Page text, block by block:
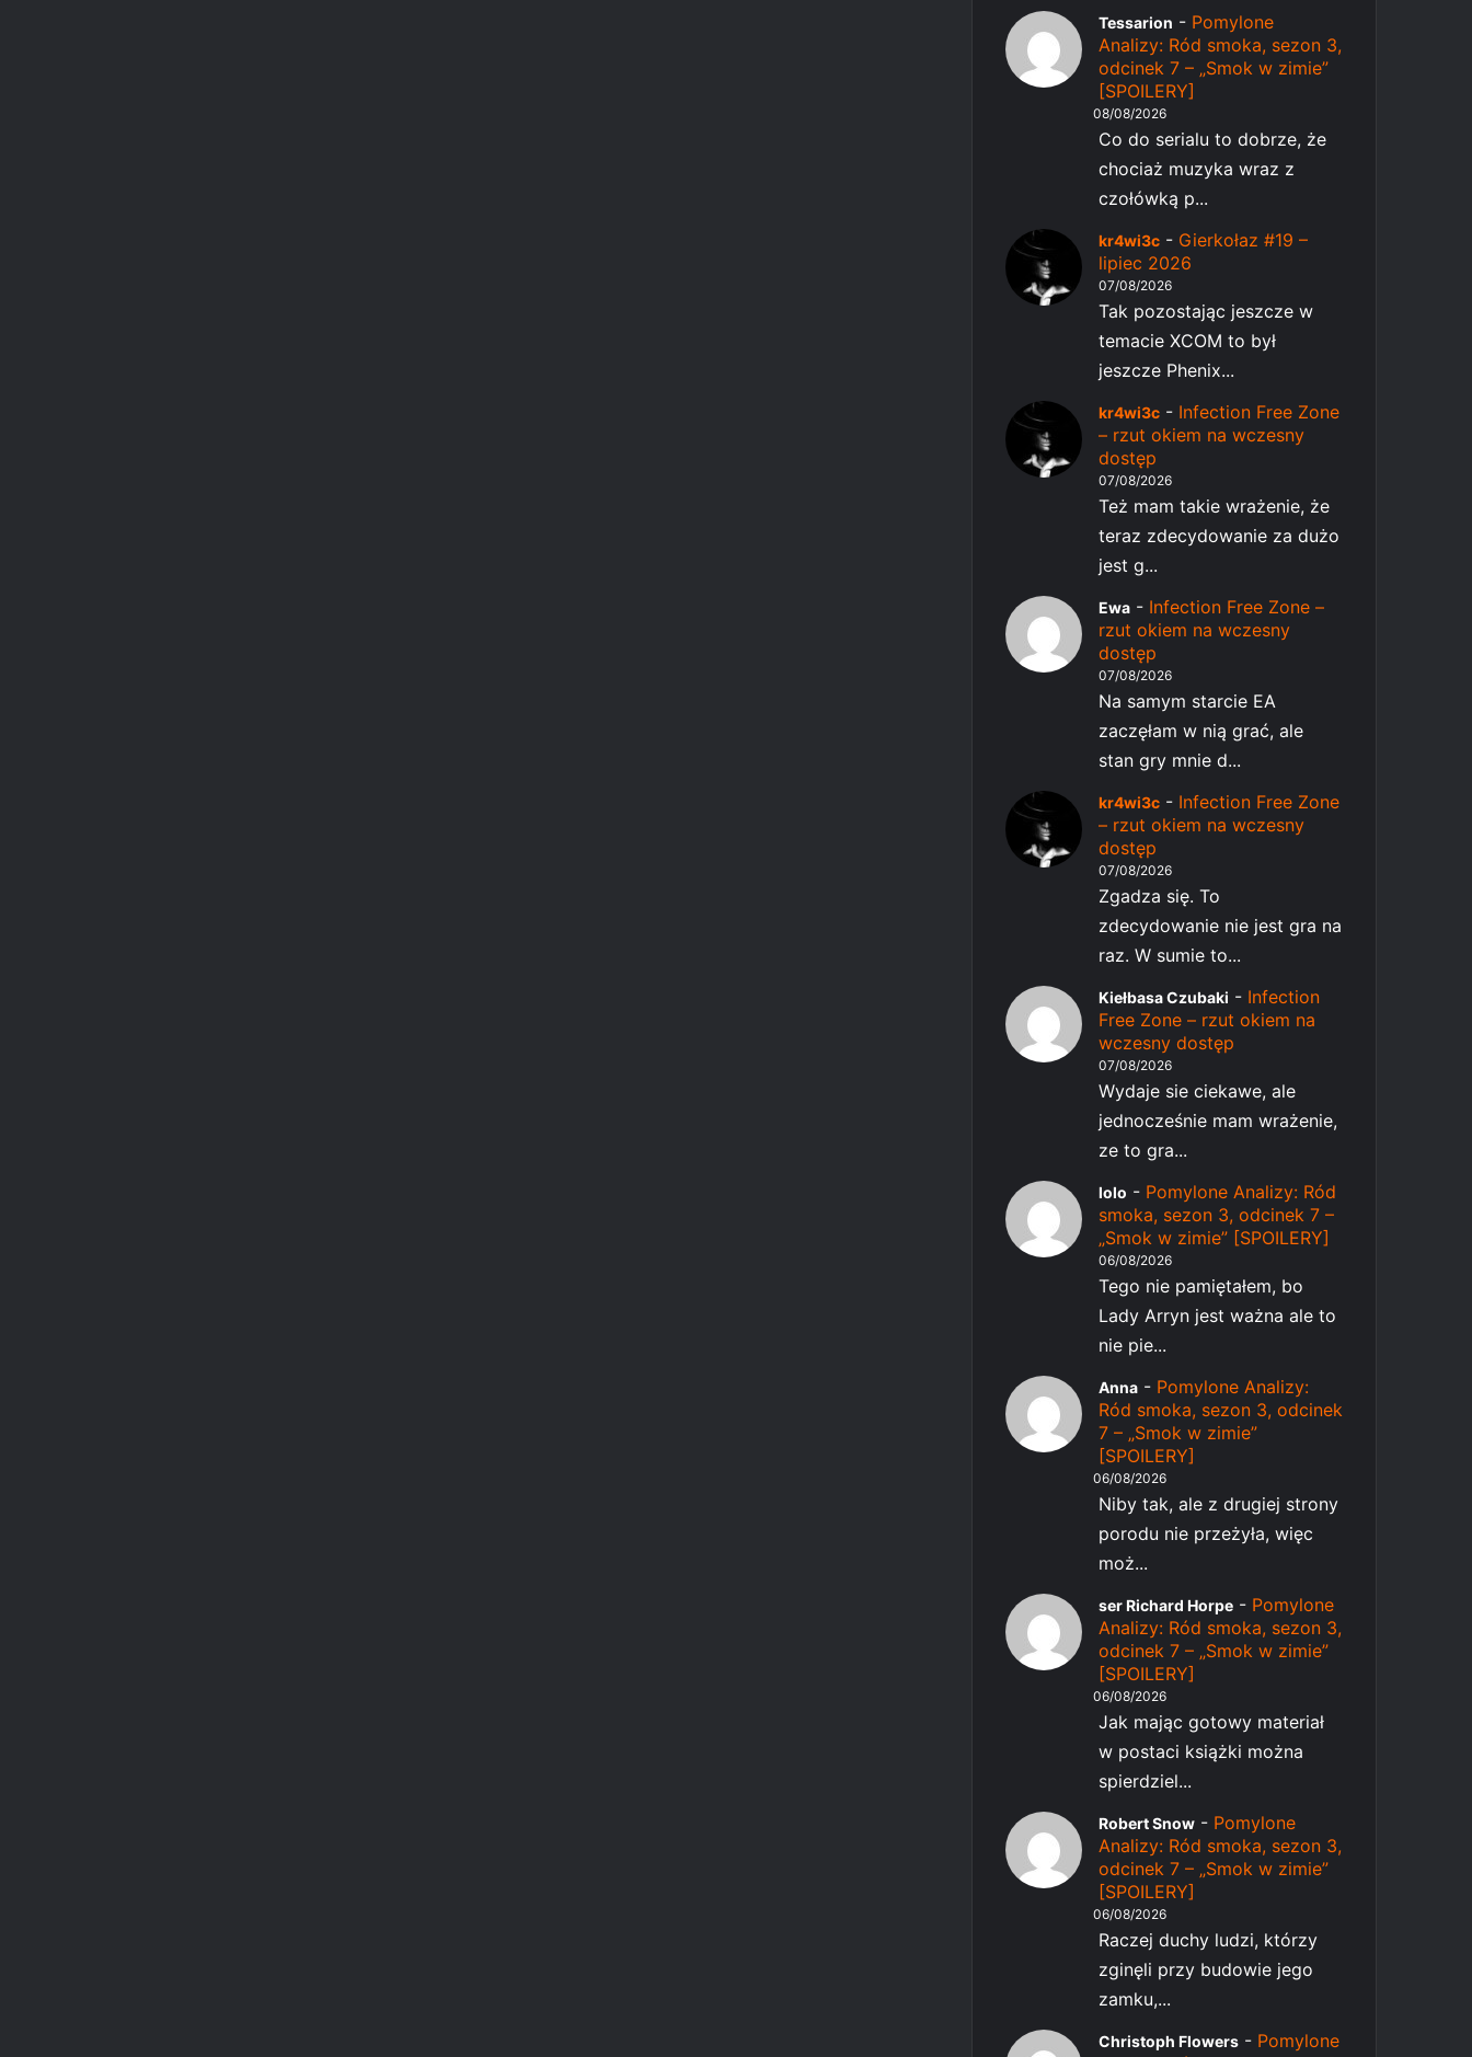
Tessarion - Pomylone
Analizy: Ród smoka, sezon 3,
odcinek 7 – „Smok w zimie”
[SPOILERY]
08/08/2026
Co do serialu to dobrze, że
chociaż muzyka wraz z
czołówką p...
kr4wi3c - Gierkołaz #19 –
lipiec 2026
07/08/2026
Tak pozostając jeszcze w
temacie XCOM to był
jeszcze Phenix...
kr4wi3c - Infection Free Zone
– rzut okiem na wczesny
dostęp
07/08/2026
Też mam takie wrażenie, że
teraz zdecydowanie za dużo
jest g...
Ewa - Infection Free Zone –
rzut okiem na wczesny
dostęp
07/08/2026
Na samym starcie EA
zaczęłam w nią grać, ale
stan gry mnie d...
kr4wi3c - Infection Free Zone
– rzut okiem na wczesny
dostęp
07/08/2026
Zgadza się. To
zdecydowanie nie jest gra na
raz. W sumie to...
Kiełbasa Czubaki - Infection
Free Zone – rzut okiem na
wczesny dostęp
07/08/2026
Wydaje sie ciekawe, ale
jednocześnie mam wrażenie,
ze to gra...
lolo - Pomylone Analizy: Ród
smoka, sezon 3, odcinek 7 –
„Smok w zimie” [SPOILERY]
06/08/2026
Tego nie pamiętałem, bo
Lady Arryn jest ważna ale to
nie pie...
Anna - Pomylone Analizy:
Ród smoka, sezon 3, odcinek
7 – „Smok w zimie”
[SPOILERY]
06/08/2026
Niby tak, ale z drugiej strony
porodu nie przeżyła, więc
moż...
ser Richard Horpe - Pomylone
Analizy: Ród smoka, sezon 3,
odcinek 7 – „Smok w zimie”
[SPOILERY]
06/08/2026
Jak mając gotowy materiał
w postaci książki można
spierdziel...
Robert Snow - Pomylone
Analizy: Ród smoka, sezon 3,
odcinek 7 – „Smok w zimie”
[SPOILERY]
06/08/2026
Raczej duchy ludzi, którzy
zginęli przy budowie jego
zamku,...
Christoph Flowers - Pomylone